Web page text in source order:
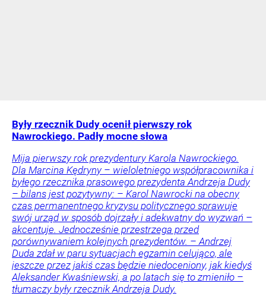
Były rzecznik Dudy ocenił pierwszy rok
Nawrockiego. Padły mocne słowa
Mija pierwszy rok prezydentury Karola Nawrockiego.
Dla Marcina Kędryny – wieloletniego współpracownika i
byłego rzecznika prasowego prezydenta Andrzeja Dudy
– bilans jest pozytywny: – Karol Nawrocki na obecny
czas permanentnego kryzysu politycznego sprawuje
swój urząd w sposób dojrzały i adekwatny do wyzwań –
akcentuje. Jednocześnie przestrzega przed
porównywaniem kolejnych prezydentów. – Andrzej
Duda zdał w paru sytuacjach egzamin celująco, ale
jeszcze przez jakiś czas będzie niedoceniony, jak kiedyś
Aleksander Kwaśniewski, a po latach się to zmieniło –
tłumaczy były rzecznik Andrzeja Dudy.